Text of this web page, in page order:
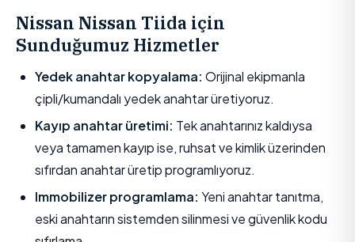
Nissan Nissan Tiida için
Sunduğumuz Hizmetler
Yedek anahtar kopyalama: Orijinal ekipmanla
çipli/kumandalı yedek anahtar üretiyoruz.
Kayıp anahtar üretimi: Tek anahtarınız kaldıysa
veya tamamen kayıp ise, ruhsat ve kimlik üzerinden
sıfırdan anahtar üretip programlıyoruz.
Immobilizer programlama: Yeni anahtar tanıtma,
eski anahtarın sistemden silinmesi ve güvenlik kodu